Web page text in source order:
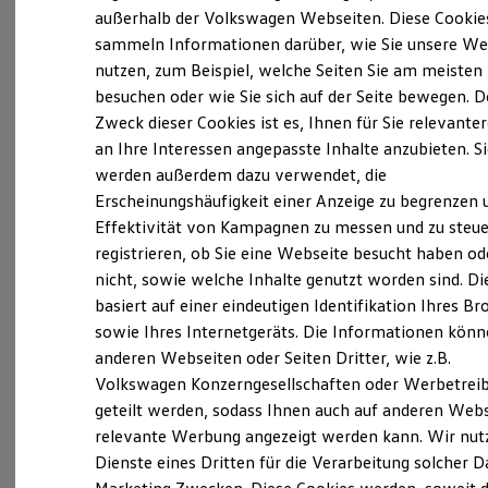
Elektrofahrzeugkonzepte
Reichweite
Reichweite der ID. Modelle
Reichweite im Winter
Laden
Laden unterwegs
Laden Zuhause
Ladezeitensimulator
Batterie
Sicherheit
Garantie und Lebensdauer
Nachhaltigkeit
Technologie
Kosten und Kauf
Verbrauchskosten
Kaufoptionen
E-Auto-Förderung
Software und Konnektivität
Die ID. Software 6
ID. Software Versionen und Updates
Digitale Extras
Schnittstellen zu Ihrem ID.
(Impressum & Rechtliches)
Profitieren Sie von starken
Vorteilen
Jederzeit mit den Fahrzeugen für Menschen mit
eingeschränkter Mobilität unabhängig und mobil
sein – ganz so, wie Sie es sich wünschen. Mit
Fahrhilfen und Assistenzsystemen von
Volkswagenstimmen Sie Ihr Wunschfahrzeug
genau auf Ihre Bedürfnisse ab. Entscheiden Sie
sich für Fahrhilfen vonVolkswagenund
außerhalb der Volkswagen Webseiten. Diese
sammeln Informationen darüber, wie Sie unsere
nutzen, zum Beispiel, welche Seiten Sie am meisten
besuchen oder wie Sie sich auf der Seite bewegen.
Zweck dieser Cookies ist es, Ihnen für Sie
an Ihre Interessen angepasste Inhalte anzubieten.
werden außerdem dazu verwendet, die
Erscheinungshäufigkeit einer Anzeige zu begrenzen
Effektivität von Kampagnen zu messen und zu
registrieren, ob Sie eine Webseite besucht haben
nicht, sowie welche Inhalte genutzt worden sind.
basiert auf einer eindeutigen Identifikation Ihres
sowie Ihres Internetgeräts. Die Informationen
anderen Webseiten oder Seiten Dritter, wie z.B.
Volkswagen Konzerngesellschaften oder
geteilt werden, sodass Ihnen auch auf anderen
relevante Werbung angezeigt werden kann. Wir
Dienste eines Dritten für die Verarbeitung solcher